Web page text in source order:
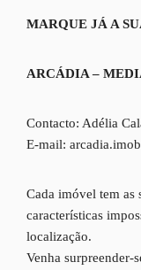
MARQUE JÁ A
ARCÁDIA –
Contacto: Adélia
E-mail:
Cada imóvel tem as
características
localização.
Venha surpreender-